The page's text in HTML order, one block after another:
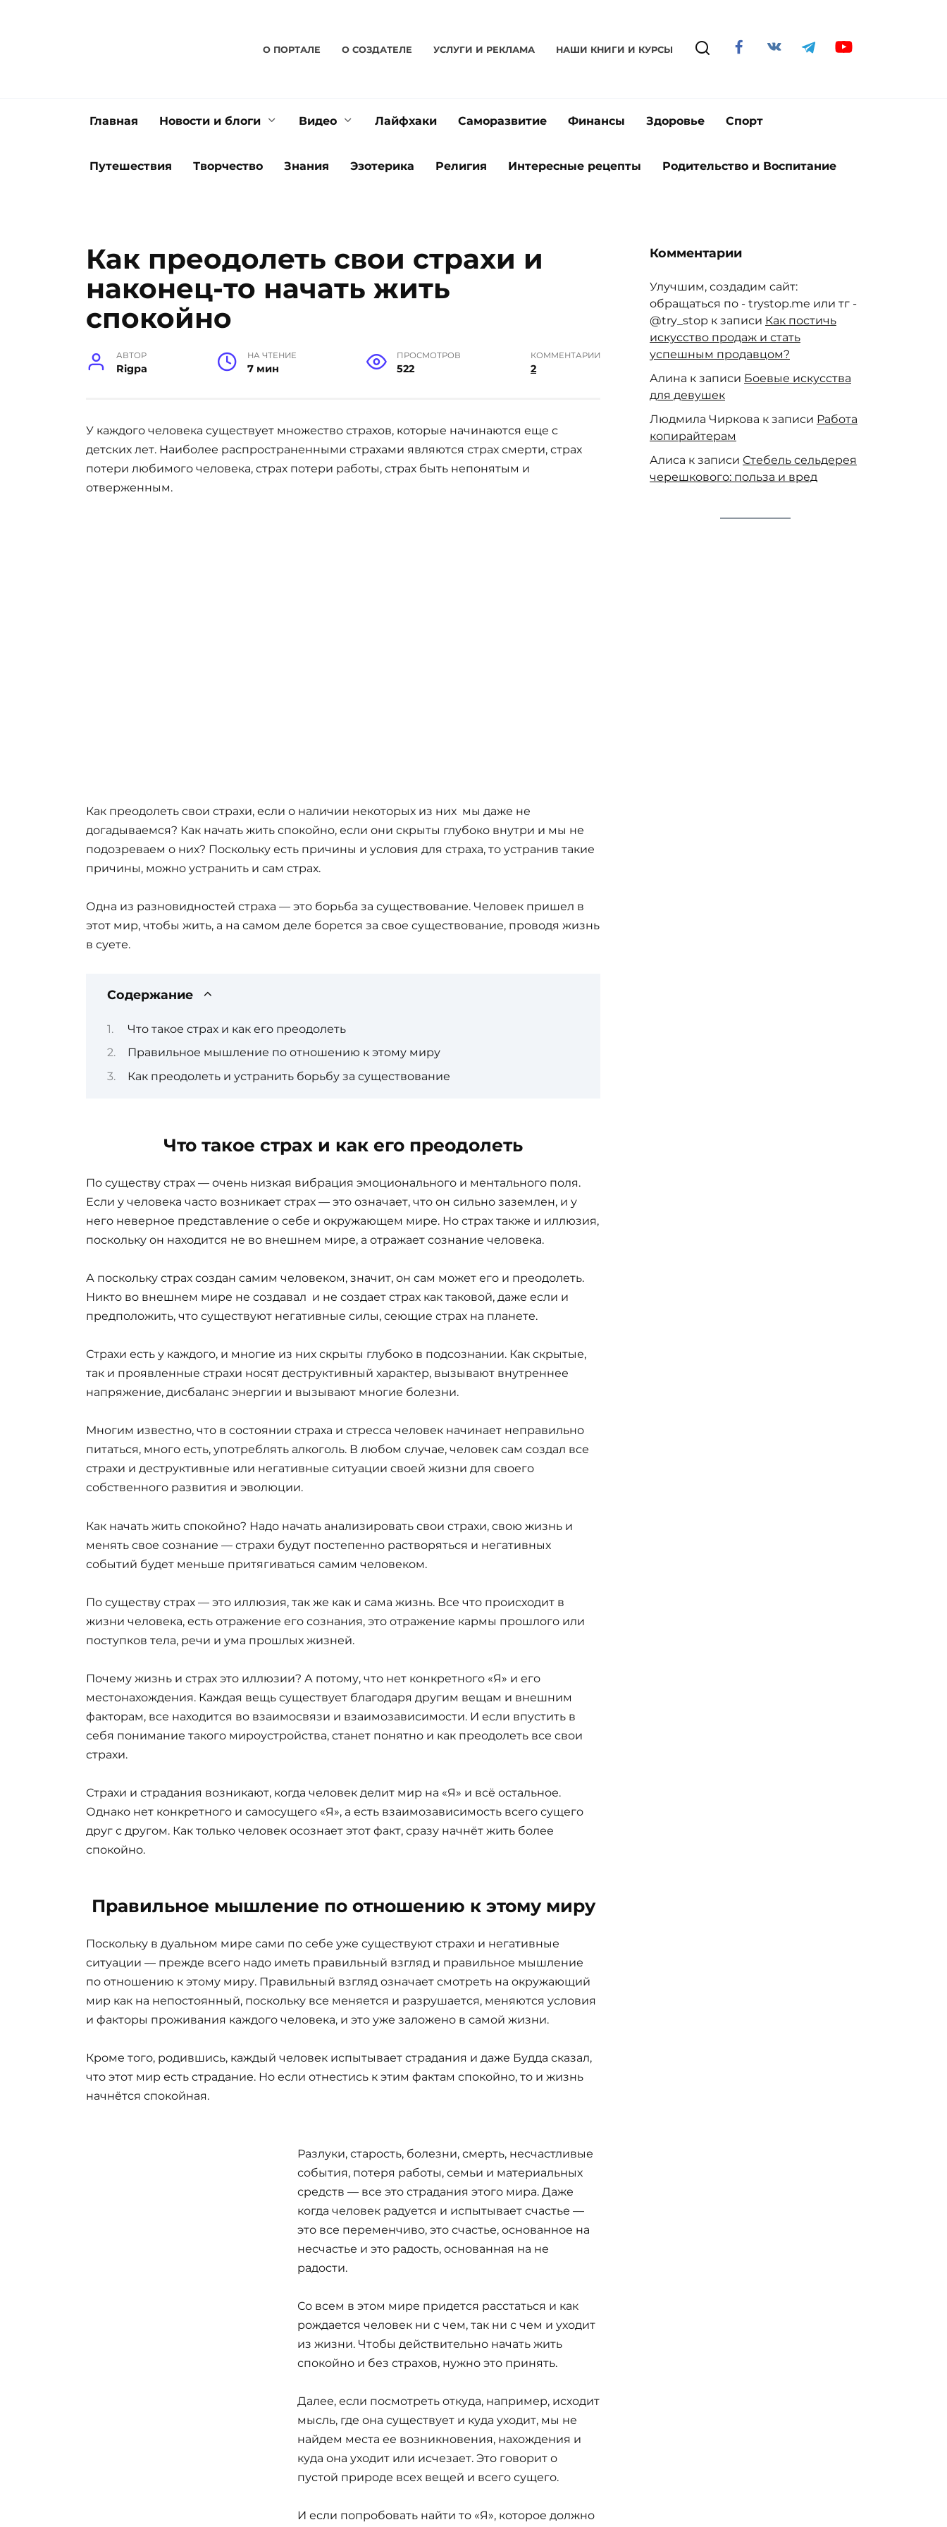
О ПОРТАЛЕ О CОЗДАТЕЛЕ УСЛУГИ И РЕКЛАМА НАШИ КНИГИ И КУРСЫ
Главная Новости и блоги Видео Лайфхаки Саморазвитие Финансы Здоровье Спорт
Путешествия Творчество Знания Эзотерика Религия Интересные рецепты Родительство и Воспитание
Как преодолеть свои страхи и
наконец-то начать жить
спокойно
АВТОР
Rigpa
НА ЧТЕНИЕ
7 мин
ПРОСМОТРОВ
522
КОММЕНТАРИИ
2
У каждого человека существует множество страхов, которые начинаются еще с
детских лет. Наиболее распространенными страхами являются страх смерти, страх
потери любимого человека, страх потери работы, страх быть непонятым и
отверженным.
Как преодолеть свои страхи, если о наличии некоторых из них мы даже не
догадываемся? Как начать жить спокойно, если они скрыты глубоко внутри и мы не
подозреваем о них? Поскольку есть причины и условия для страха, то устранив такие
причины, можно устранить и сам страх.
Одна из разновидностей страха — это борьба за существование. Человек пришел в
этот мир, чтобы жить, а на самом деле борется за свое существование, проводя жизнь
в суете.
Содержание
Что такое страх и как его преодолеть
Правильное мышление по отношению к этому миру
Как преодолеть и устранить борьбу за существование
Что такое страх и как его преодолеть
По существу страх — очень низкая вибрация эмоционального и ментального поля.
Если у человека часто возникает страх — это означает, что он сильно заземлен, и у
него неверное представление о себе и окружающем мире. Но страх также и иллюзия,
поскольку он находится не во внешнем мире, а отражает сознание человека.
А поскольку страх создан самим человеком, значит, он сам может его и преодолеть.
Никто во внешнем мире не создавал и не создает страх как таковой, даже если и
предположить, что существуют негативные силы, сеющие страх на планете.
Страхи есть у каждого, и многие из них скрыты глубоко в подсознании. Как скрытые,
так и проявленные страхи носят деструктивный характер, вызывают внутреннее
напряжение, дисбаланс энергии и вызывают многие болезни.
Многим известно, что в состоянии страха и стресса человек начинает неправильно
питаться, много есть, употреблять алкоголь. В любом случае, человек сам создал все
страхи и деструктивные или негативные ситуации своей жизни для своего
собственного развития и эволюции.
Как начать жить спокойно? Надо начать анализировать свои страхи, свою жизнь и
менять свое сознание — страхи будут постепенно растворяться и негативных
событий будет меньше притягиваться самим человеком.
По существу страх — это иллюзия, так же как и сама жизнь. Все что происходит в
жизни человека, есть отражение его сознания, это отражение кармы прошлого или
поступков тела, речи и ума прошлых жизней.
Почему жизнь и страх это иллюзии? А потому, что нет конкретного «Я» и его
местонахождения. Каждая вещь существует благодаря другим вещам и внешним
факторам, все находится во взаимосвязи и взаимозависимости. И если впустить в
себя понимание такого мироустройства, станет понятно и как преодолеть все свои
страхи.
Страхи и страдания возникают, когда человек делит мир на «Я» и всё остальное.
Однако нет конкретного и самосущего «Я», а есть взаимозависимость всего сущего
друг с другом. Как только человек осознает этот факт, сразу начнёт жить более
спокойно.
Правильное мышление по отношению к этому миру
Поскольку в дуальном мире сами по себе уже существуют страхи и негативные
ситуации — прежде всего надо иметь правильный взгляд и правильное мышление
по отношению к этому миру. Правильный взгляд означает смотреть на окружающий
мир как на непостоянный, поскольку все меняется и разрушается, меняются условия
и факторы проживания каждого человека, и это уже заложено в самой жизни.
Кроме того, родившись, каждый человек испытывает страдания и даже Будда сказал,
что этот мир есть страдание. Но если отнестись к этим фактам спокойно, то и жизнь
начнётся спокойная.
Разлуки, старость, болезни, смерть, несчастливые
события, потеря работы, семьи и материальных
средств — все это страдания этого мира. Даже
когда человек радуется и испытывает счастье —
это все переменчиво, это счастье, основанное на
несчастье и это радость, основанная на не
радости.
Со всем в этом мире придется расстаться и как
рождается человек ни с чем, так ни с чем и уходит
из жизни. Чтобы действительно начать жить
спокойно и без страхов, нужно это принять.
Далее, если посмотреть откуда, например, исходит
мысль, где она существует и куда уходит, мы не
найдем места ее возникновения, нахождения и
куда она уходит или исчезает. Это говорит о
пустой природе всех вещей и всего сущего.
И если попробовать найти то «Я», которое должно
Комментарии
Улучшим, создадим сайт:
обращаться по - trystop.me или тг -
@try_stop к записи Как постичь
искусство продаж и стать
успешным продавцом?
Алина к записи Боевые искусства
для девушек
Людмила Чиркова к записи Работа
копирайтерам
Алиса к записи Стебель сельдерея
черешкового: польза и вред